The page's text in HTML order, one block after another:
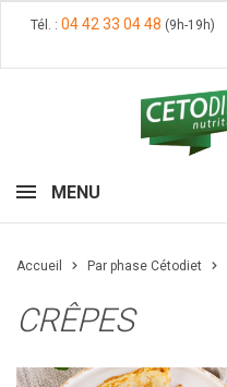
Tél. : 04 42 33 04 48 (9h-19h)
MENU
Accueil Par phase Cétodiet
CRÊPES